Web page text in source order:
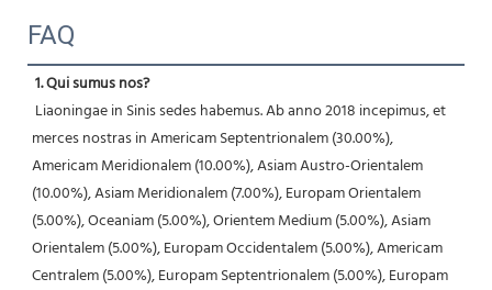
FAQ
1. Qui sumus nos?
merces nostras in Americam Septentrionalem (30.00%),
Americam Meridionalem (10.00%), Asiam Austro-Orientalem
(10.00%), Asiam Meridionalem (7.00%), Europam Orientalem
(5.00%), Oceaniam (5.00%), Orientem Medium (5.00%), Asiam
Orientalem (5.00%), Europam Occidentalem (5.00%), Americam
Centralem (5.00%), Europam Septentrionalem (5.00%), Europam